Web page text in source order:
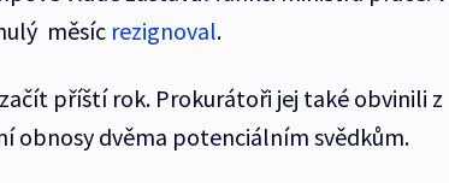
měsíc rezignoval.
příští rok. Prokurátoři jej také obvinili z
obnosy dvěma potenciálním svědkům.